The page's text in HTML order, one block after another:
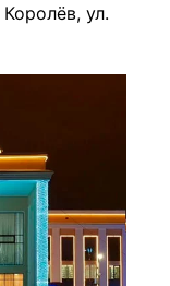
ул.